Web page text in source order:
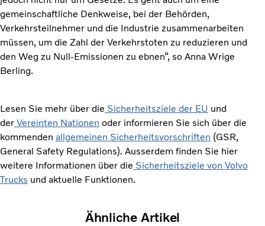
gemeinschaftliche Denkweise, bei der Behörden,
Verkehrsteilnehmer und die Industrie zusammenarbeiten
müssen, um die Zahl der Verkehrstoten zu reduzieren und
den Weg zu Null-Emissionen zu ebnen“, so Anna Wrige
Berling.
Lesen Sie mehr über die Sicherheitsziele der EU und
der Vereinten Nationen oder informieren Sie sich über die
kommenden allgemeinen Sicherheitsvorschriften (GSR,
General Safety Regulations). Ausserdem finden Sie hier
weitere Informationen über die Sicherheitsziele von Volvo
Trucks und aktuelle Funktionen.
Ähnliche Artikel